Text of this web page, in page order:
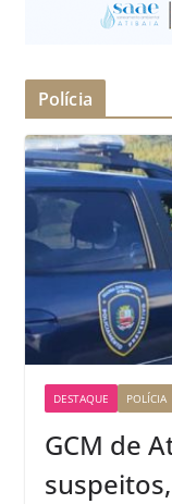
Polícia
DESTAQUE POLÍCIA
GCM de